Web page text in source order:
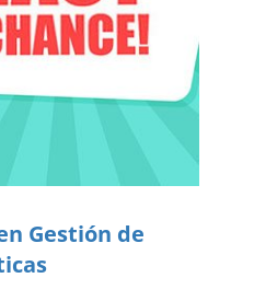
Gestión de